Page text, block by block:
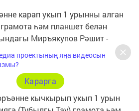
карап укып 1 урынны алган
һәм планшет белән
Миръякупов Рәшит -
3 нче урындагы Кәлимуллин
һәм мантоварка, 4 урындагы
Тау) грамота һәм чәйнек белән
кычкырып укып 1 урын
проектының яңа видеосын
Карарга